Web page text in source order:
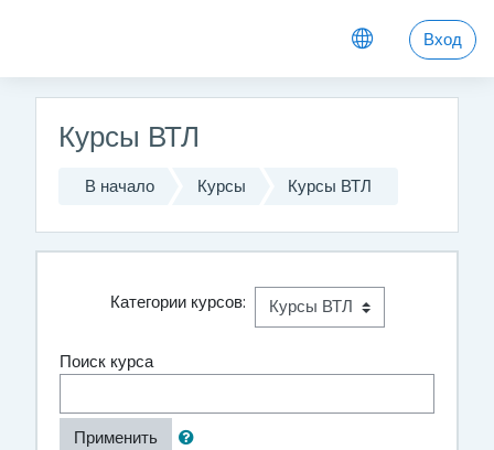
Вход
Курсы ВТЛ
В начало Курсы Курсы ВТЛ
Категории курсов:
Поиск курса
Применить